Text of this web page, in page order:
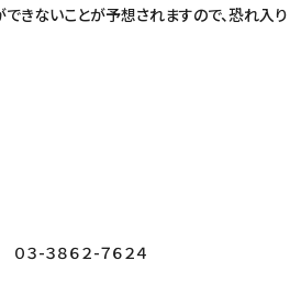
きないことが予想されますので、恐れ入
-３８６２-７６２４